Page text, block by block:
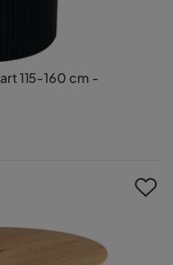
115-160 cm -